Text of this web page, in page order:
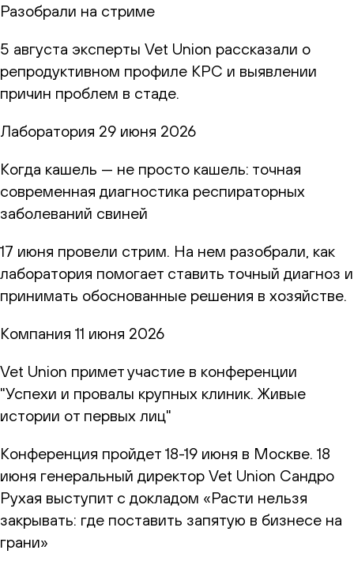
Разобрали на стриме
5 августа эксперты Vet Union рассказали о
репродуктивном профиле КРС и выявлении
причин проблем в стаде.
Лаборатория 29 июня 2026
Когда кашель — не просто кашель: точная
современная диагностика респираторных
заболеваний свиней
17 июня провели стрим. На нем разобрали, как
лаборатория помогает ставить точный диагноз и
принимать обоснованные решения в хозяйстве.
Компания 11 июня 2026
Vet Union примет участие в конференции
"Успехи и провалы крупных клиник. Живые
истории от первых лиц"
Конференция пройдет 18-19 июня в Москве. 18
июня генеральный директор Vet Union Сандро
Рухая выступит с докладом «Расти нельзя
закрывать: где поставить запятую в бизнесе на
грани»